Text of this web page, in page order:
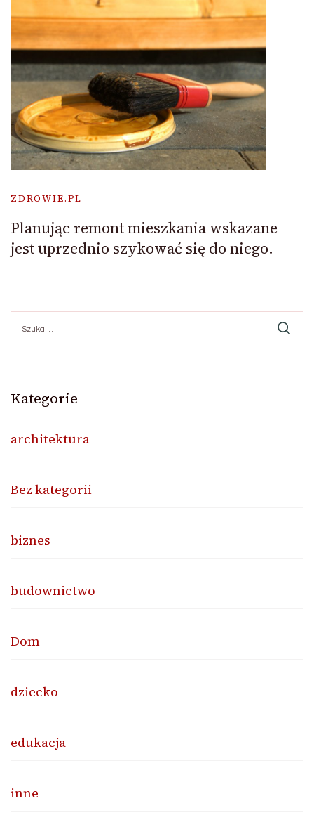
ZDROWIE.PL
Planując remont mieszkania wskazane
jest uprzednio szykować się do niego.
Kategorie
architektura
Bez kategorii
biznes
budownictwo
Dom
dziecko
edukacja
inne